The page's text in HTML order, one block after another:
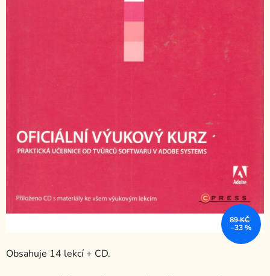
Obsahuje 14 lekcí + CD.
89 KČ
–33 %